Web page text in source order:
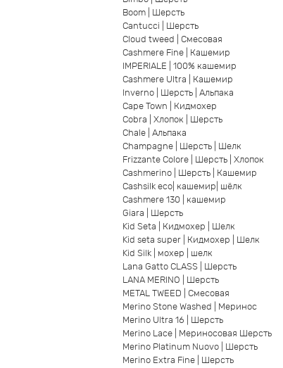
Boom | Шерсть
Cantucci | Шерсть
Cloud tweed | Смесовая
Cashmere Fine | Кашемир
IMPERIALE | 100% кашемир
Cashmere Ultra | Кашемир
Inverno | Шерсть | Альпака
Cape Town | Кидмохер
Cobra | Хлопок | Шерсть
Chale | Альпака
Champagne | Шерсть | Шелк
Frizzante Colore | Шерсть | Хлопок
Cashmerino | Шерсть | Кашемир
Cashsilk eco| кашемир| шёлк
Cashmere 130 | кашемир
Giara | Шерсть
Kid Seta | Кидмохер | Шелк
Kid seta super | Кидмохер | Шелк
Kid Silk | мохер | шелк
Lana Gatto CLASS | Шерсть
LANA MERINO | Шерсть
METAL TWEED | Смесовая
Merino Stone Washed | Меринос
Merino Ultra 16 | Шерсть
Merino Lace | Мериносовая Шерсть
Merino Platinum Nuovo | Шерсть
Merino Extra Fine | Шерсть